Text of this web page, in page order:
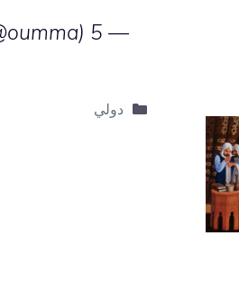
— aletihadpress.com (@oumma) 5 نوفمبر 2025
التصنيفات
دولي